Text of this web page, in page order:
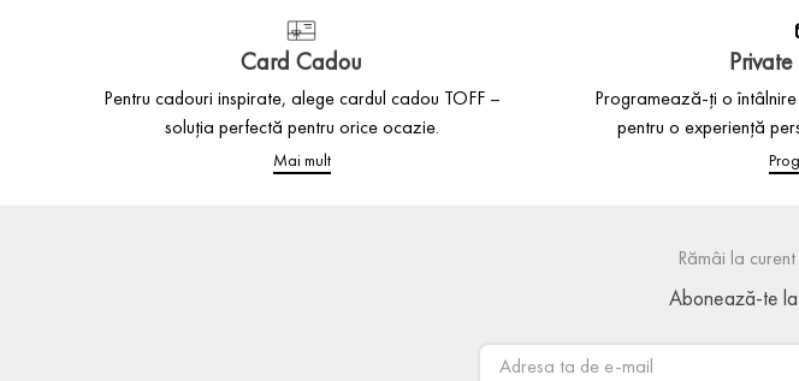
Card Cadou
Pentru cadouri inspirate, alege cardul cadou TOFF –
soluția perfectă pentru orice ocazie.
Mai mult
Programează-ți o
pentru o experiență
Rămâi la
Abonează-te